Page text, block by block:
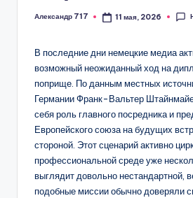
Запись
Александр 717 11 мая, 2026
В последние дни немецкие медиа
возможный неожиданный ход на
поприще. По данным местных
Германии Франк-Вальтер
себя роль главного посредника и
Европейского союза на будущих
стороной. Этот сценарий активно
профессиональной среде уже
выглядит довольно нестандартной,
подобные миссии обычно доверяли